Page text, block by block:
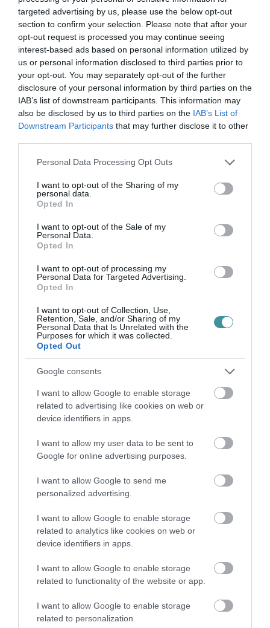
targeted advertising by us, please use the below opt-out
section to confirm your selection. Please note that after your
opt-out request is processed you may continue seeing
interest-based ads based on personal information utilized by
us or personal information disclosed to third parties prior to
your opt-out. You may separately opt-out of the further
disclosure of your personal information by third parties on the
IAB’s list of downstream participants. This information may
also be disclosed by us to third parties on the IAB’s List of
Downstream Participants that may further disclose it to other
Please note that this website/app uses one or more Google
not limited to your visit or usage behaviour. You may click to
grant or deny consent to Google and its third-party tags to
use your data for below specified purposes in below Google
consent section.
Personal Data Processing Opt Outs
I want to opt-out of the Sharing of my
personal data.
Opted In
I want to opt-out of the Sale of my
Personal Data.
Opted In
I want to opt-out of processing my
Personal Data for Targeted Advertising.
Opted In
I want to opt-out of Collection, Use,
Retention, Sale, and/or Sharing of my
Personal Data that Is Unrelated with the
Purposes for which it was collected.
Opted Out
Google consents
I want to allow Google to enable storage
related to advertising like cookies on web or
device identifiers in apps.
I want to allow my user data to be sent to
Google for online advertising purposes.
I want to allow Google to send me
personalized advertising.
I want to allow Google to enable storage
related to analytics like cookies on web or
device identifiers in apps.
I want to allow Google to enable storage
related to functionality of the website or app.
I want to allow Google to enable storage
related to personalization.
A napokban a szakmai szervezetek is jelezték,
hogy az ápolóknak és nővéreknek az
orvosokéhoz hasonló bérrendezést
szeretnének. Mint a hang.hu írja, az Emberi
Erőforrások Minisztériuma erre egyébként
azzal reagált, hogy a kormány a szakdolgozók
béremelésével kezdte az egészségügyi bérek
programnak köszönhetően négy lépcsőben,
összességében 72 százalékkal emelkedik
2022-ig az egészségügyi szakdolgozók
fizetése.
Egy évig terjedő szabadságvesztéssel
büntethetik majd azt, aki hálapénzt ad
Ne maradjon le a legfrissebb hírekről, kövessen
bennünket az EGRI ÜGYEK Google Hírek oldalán!
VISSZA A FŐOLDALRA
KIHÍVÁSOK A KARRIER KE...
2026. augusztus 09|Promóció